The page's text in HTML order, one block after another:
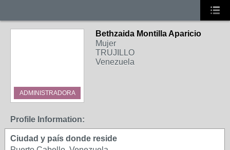
ADMINISTRADORA
Bethzaida Montilla Aparicio
Mujer
TRUJILLO
Venezuela
Profile Information:
Ciudad y país donde reside